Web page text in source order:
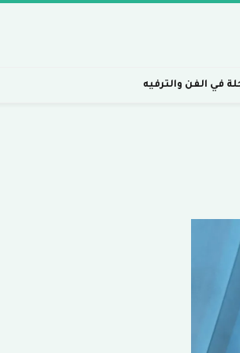
في الفن والترفيه